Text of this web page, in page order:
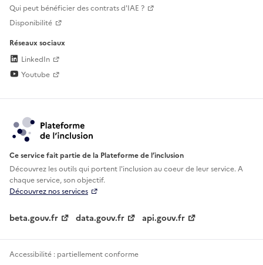
Qui peut bénéficier des contrats d'IAE ?
Disponibilité
Réseaux sociaux
LinkedIn
Youtube
Ce service fait partie de la Plateforme de l’inclusion
Découvrez les outils qui portent l'inclusion aucoeur de leur service. A
chaque service, son objectif.
Découvrez nos services
beta.gouv.fr data.gouv.fr api.gouv.fr
Accessibilité : partiellement conforme